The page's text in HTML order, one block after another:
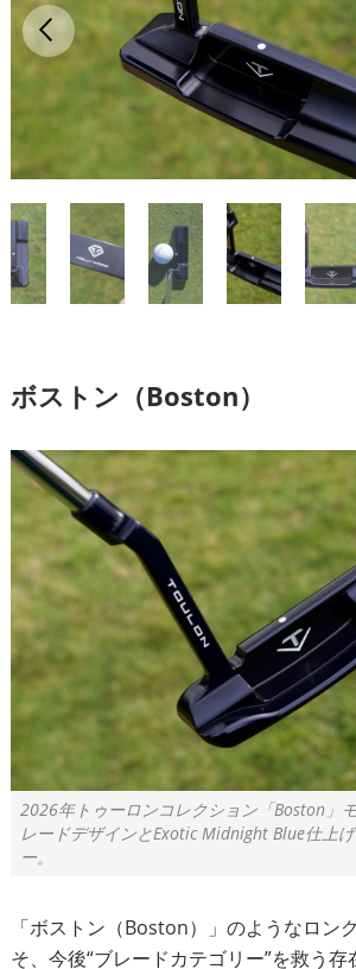
ボストン（Boston）
2026年トゥーロンコレクション「Boston」
レードデザインとExotic Midnight Blue仕上
ー。
「ボストン（Boston）」のようなロン
そ、今後“ブレードカテゴリー”を救う